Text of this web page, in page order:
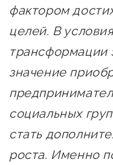
Центр
О центре
Онлайн-
Истории
программ
О центре
Центр
фактором
целей. В
трансформации
значение
социальных
стать
роста. Именно